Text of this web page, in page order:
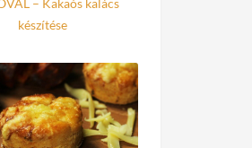
– Kakaós kalács
készítése